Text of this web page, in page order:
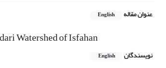
عنوان مقاله English
Watershed of Isfahan
نویسندگان English